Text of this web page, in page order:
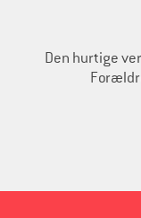
Den hurtige